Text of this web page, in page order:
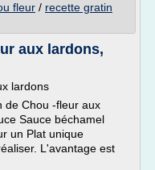
fleur / recette gratin
aux lardons,
lardons
de Chou -fleur aux
Sauce béchamel
un Plat unique
L'avantage est